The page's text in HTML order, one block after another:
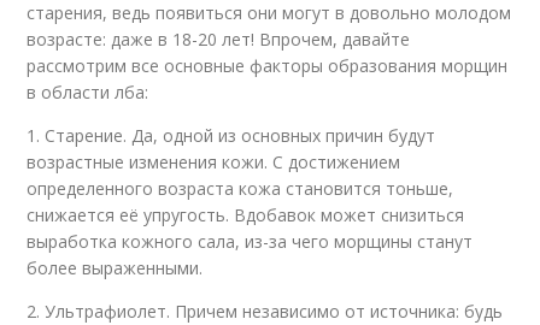
старения, ведь появиться они могут в довольно молодом
возрасте: даже в 18-20 лет! Впрочем, давайте
рассмотрим все основные факторы образования морщин
в области лба:
1. Старение. Да, одной из основных причин будут
возрастные изменения кожи. С достижением
определенного возраста кожа становится тоньше,
снижается её упругость. Вдобавок может снизиться
выработка кожного сала, из-за чего морщины станут
более выраженными.
2. Ультрафиолет. Причем независимо от источника: будь